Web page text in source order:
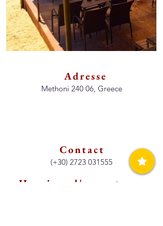
Adresse
Methoni 240 06, Greece
Contact
(+30) 2723 031555
Horaires d'ouvertures